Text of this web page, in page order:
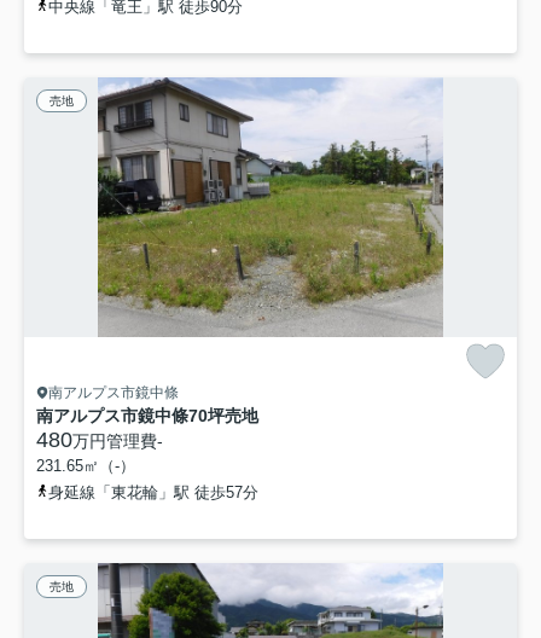
中央線「竜王」駅 徒歩90分
売地
南アルプス市鏡中條
南アルプス市鏡中條70坪売地
480万円管理費-
231.65㎡（-）
身延線「東花輪」駅 徒歩57分
売地